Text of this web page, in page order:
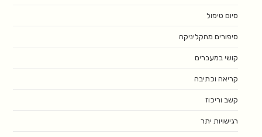
סיום טיפול
סיפורים מהקליניקה
קושי במעברים
קריאה וכתיבה
קשב וריכוז
רגישויות יתר